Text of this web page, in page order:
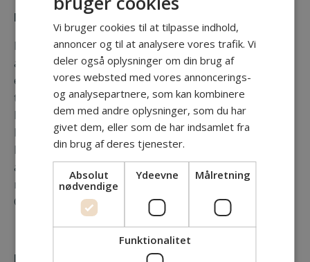
Forlæng Levetiden og Reducer Ressourcespild
En datadrevet tilgang til vedligeholdelse kan være
afgørende for at skabe en mere bæredygtig
energisektor. Ved at identificere og løse problemer
tidligt kan man forlænge levetiden af centrale
komponenter og undgå unødvendigt ressourcespild.
Produktion og udskiftning af anlægsdele i glasfiber
kræver store mængder energi og råmaterialer, så ved
at forlænge deres levetid, og først udskifte når det er
nødvendigt, bidrager virksomheder til en reduktion i
CO2-aftryk og materialeforbrug.
Beskyt Miljøet og Mennesker
DANISH
Vi bruger cookies til at tilpasse indhold,
annoncer og til at analysere vores trafik. Vi
deler også oplysninger om din brug af
vores websted med vores annoncerings-
og analysepartnere, som kan kombinere
dem med andre oplysninger, som du har
givet dem, eller som de har indsamlet fra
din brug af deres tjenester.
Absolut
nødvendige
Ydeevne Målretning
Funktionalitet